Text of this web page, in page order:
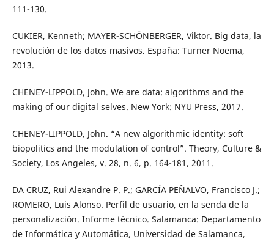
111-130.
CUKIER, Kenneth; MAYER-SCHÖNBERGER, Viktor. Big data, la
revolución de los datos masivos. España: Turner Noema,
2013.
CHENEY-LIPPOLD, John. We are data: algorithms and the
making of our digital selves. New York: NYU Press, 2017.
CHENEY-LIPPOLD, John. “A new algorithmic identity: soft
biopolitics and the modulation of control”. Theory, Culture &
Society, Los Angeles, v. 28, n. 6, p. 164-181, 2011.
DA CRUZ, Rui Alexandre P. P.; GARCÍA PEÑALVO, Francisco J.;
ROMERO, Luis Alonso. Perfil de usuario, en la senda de la
personalización. Informe técnico. Salamanca: Departamento
de Informática y Automática, Universidad de Salamanca,